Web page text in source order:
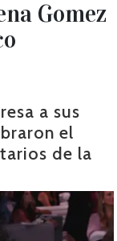
Gomez
a sus
el
de la